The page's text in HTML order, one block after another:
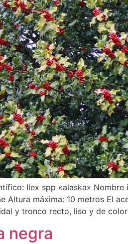
Ilex spp «alaska»
Altura máxima: 10 metros El
y tronco recto, liso y de
negra